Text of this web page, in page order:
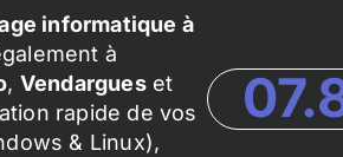
informatique à
à
, Vendargueset
rapide de vos
& Linux),